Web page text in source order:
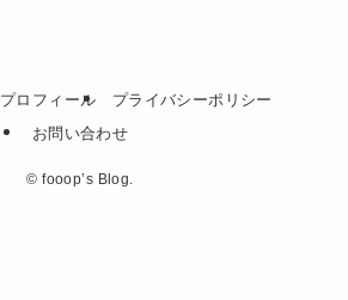
プロフィール
プライバシーポリシー
お問い合わせ
© fooop’s Blog.